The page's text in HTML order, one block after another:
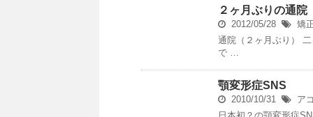
２ヶ月ぶりの通院
2012/05/28
矯
通院（２ヶ月ぶり）
で …
顎変形症SNS
2010/10/31
ア